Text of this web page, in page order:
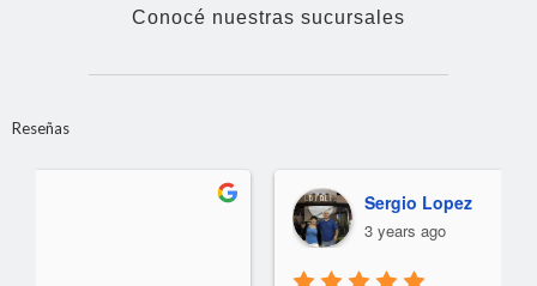
Conocé nuestras sucursales
Reseñas
Sergio Lopez